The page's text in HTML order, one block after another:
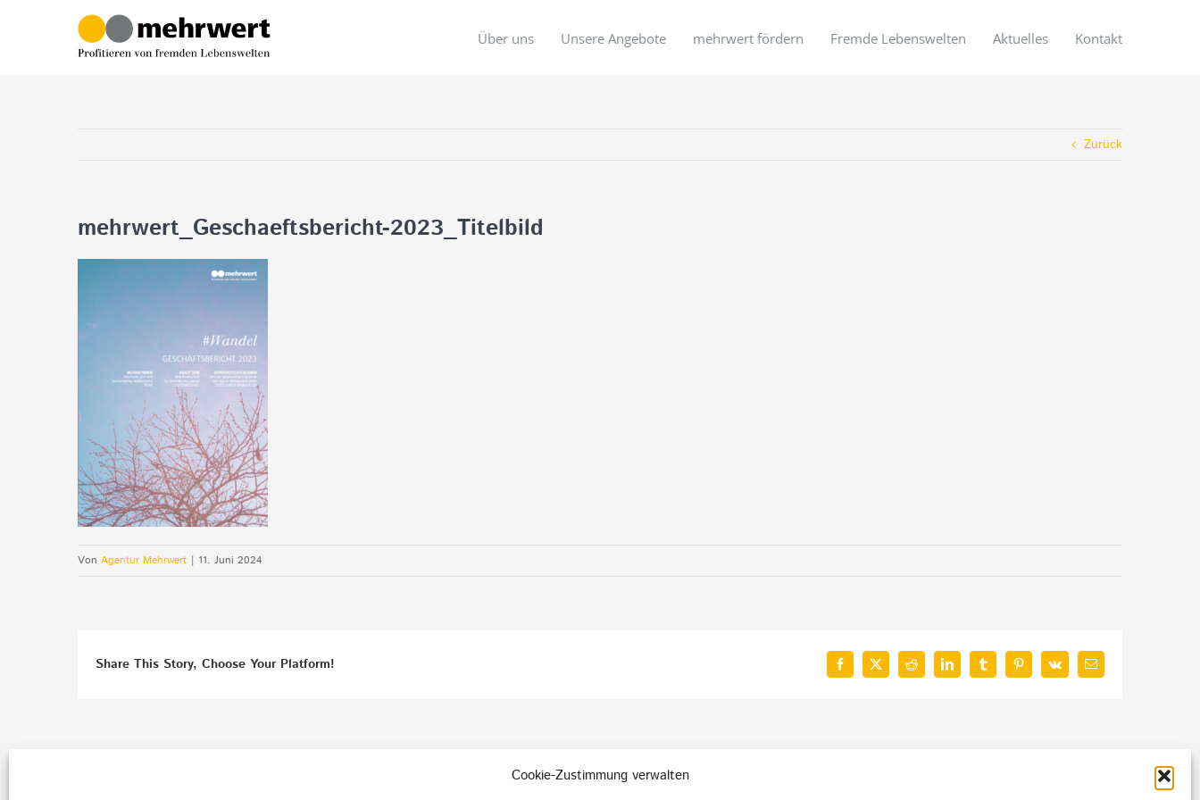
Cookie-Zustimmung verwalten
Über uns Unsere Angebote mehrwert fördern Fremde Lebenswelten Aktuelles Kontakt
Zurück
mehrwert_Geschaeftsbericht-2023_Titelbild
Von Agentur Mehrwert | 11. Juni 2024
Share This Story, Choose Your Platform! Facebook
X Reddit LinkedInTumblrPinterest
Vk
E-
Mail